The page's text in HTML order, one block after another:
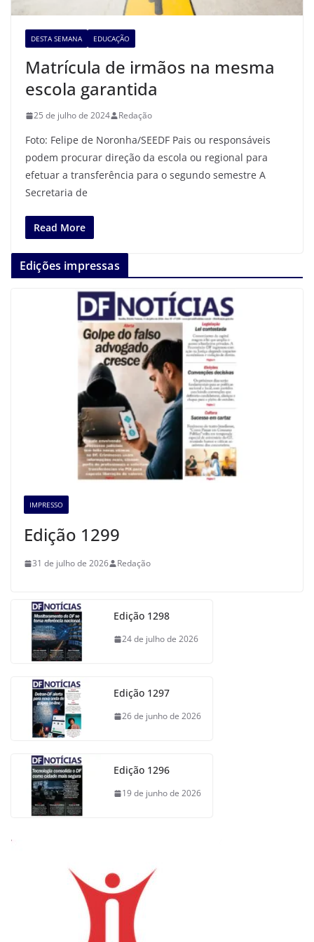
DESTA SEMANA EDUCAÇÃO
Matrícula de irmãos na mesma
escola garantida
25 de julho de 2024 Redação
Foto: Felipe de Noronha/SEEDF Pais ou responsáveis
podem procurar direção da escola ou regional para
efetuar a transferência para o segundo semestre A
Secretaria de
Read More
Edições impressas
IMPRESSO
Edição 1299
31 de julho de 2026 Redação
Edição 1298
24 de julho de 2026
Edição 1297
26 de junho de 2026
Edição 1296
19 de junho de 2026